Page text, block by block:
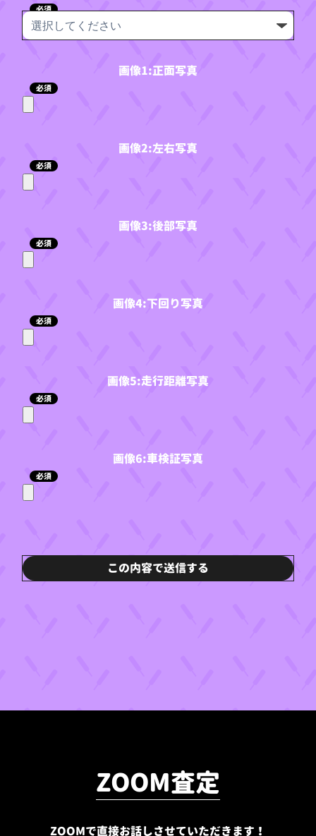
必須
画像1:正面写真
必須
画像2:左右写真
必須
画像3:後部写真
必須
画像4:下回り写真
必須
画像5:走行距離写真
必須
画像6:車検証写真
必須
ZOOM査定
ZOOMで直接お話しさせていただきます！